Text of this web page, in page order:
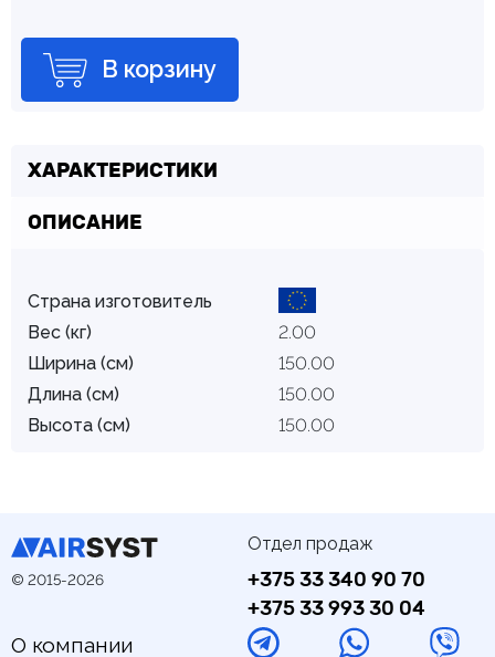
В корзину
ХАРАКТЕРИСТИКИ
ОПИСАНИЕ
Страна изготовитель
Вес (кг)
2.00
Ширина (см)
150.00
Длина (см)
150.00
Высота (см)
150.00
© 2015-2026
О компании
Отдел продаж
+375 33 340 90 70
+375 33 993 30 04